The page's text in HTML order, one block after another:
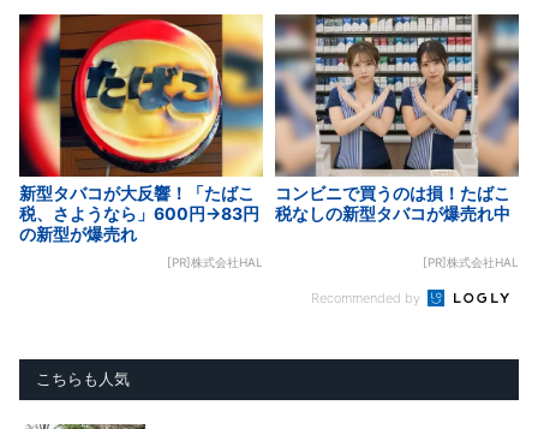
新型タバコが大反響！「たばこ
税、さようなら」600円→83円
の新型が爆売れ
[PR]株式会社HAL
コンビニで買うのは損！たばこ
税なしの新型タバコが爆売れ中
[PR]株式会社HAL
Recommended by
こちらも人気